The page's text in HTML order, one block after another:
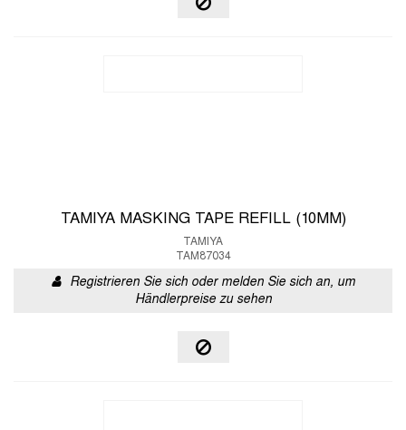
TAMIYA MASKING TAPE REFILL (10MM)
TAMIYA
TAM87034
Registrieren Sie sich oder melden Sie sich an, um
Händlerpreise zu sehen